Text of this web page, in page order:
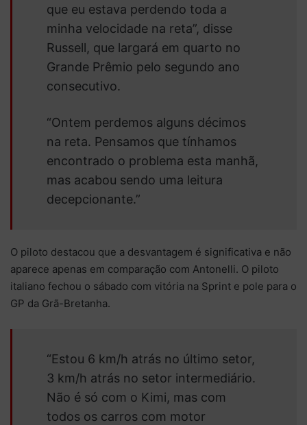
que eu estava perdendo toda a
minha velocidade na reta”, disse
Russell, que largará em quarto no
Grande Prêmio pelo segundo ano
consecutivo.
“Ontem perdemos alguns décimos
na reta. Pensamos que tínhamos
encontrado o problema esta manhã,
mas acabou sendo uma leitura
decepcionante.”
O piloto destacou que a desvantagem é significativa e não
aparece apenas em comparação com Antonelli. O piloto
italiano fechou o sábado com vitória na Sprint e pole para o
GP da Grã-Bretanha.
“Estou 6 km/h atrás no último setor,
3 km/h atrás no setor intermediário.
Não é só com o Kimi, mas com
todos os carros com motor